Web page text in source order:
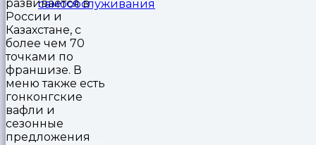
самообслуживания
развивается в
России и
Казахстане, с
более чем 70
точками по
франшизе. В
меню также есть
гонконгские
вафли и
сезонные
предложения